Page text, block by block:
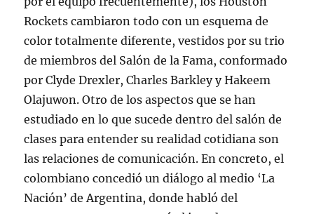
Rockets cambiaron todo con un esquema de
color totalmente diferente, vestidos por su trio
de miembros del Salón de la Fama, conformado
por Clyde Drexler, Charles Barkley y Hakeem
Olajuwon. Otro de los aspectos que se han
estudiado en lo que sucede dentro del salón de
clases para entender su realidad cotidiana son
las relaciones de comunicación. En concreto, el
colombiano concedió un diálogo al medio ‘La
Nación’ de Argentina, donde habló del